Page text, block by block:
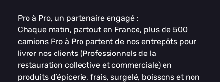
Pro à Pro, un partenaire engagé :
Chaque matin, partout en France, plus de 500
camions Pro à Pro partent de nos entrepôts pour
livrer nos clients (Professionnels de la
restauration collective et commerciale) en
produits d’épicerie, frais, surgelé, boissons et non